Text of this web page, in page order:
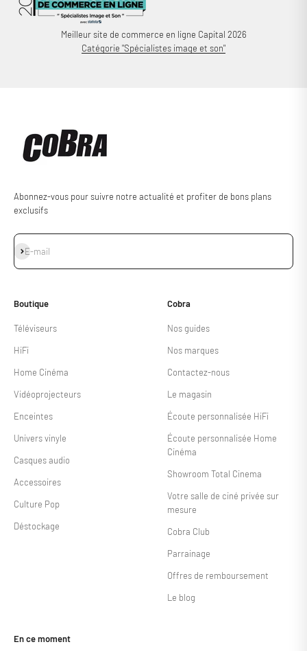
Meilleur site de commerce en ligne Capital 2026
Catégorie "Spécialistes image et son"
Abonnez-vous pour suivre notre actualité et profiter de bons plans
exclusifs
E-mail
S'inscrire
Boutique
Téléviseurs
HiFi
Home Cinéma
Vidéoprojecteurs
Enceintes
Univers vinyle
Casques audio
Accessoires
Culture Pop
Déstockage
Cobra
Nos guides
Nos marques
Contactez-nous
Le magasin
Écoute personnalisée HiFi
Écoute personnalisée Home
Cinéma
Showroom Total Cinema
Votre salle de ciné privée sur
mesure
Cobra Club
Parrainage
Offres de remboursement
Le blog
En ce moment